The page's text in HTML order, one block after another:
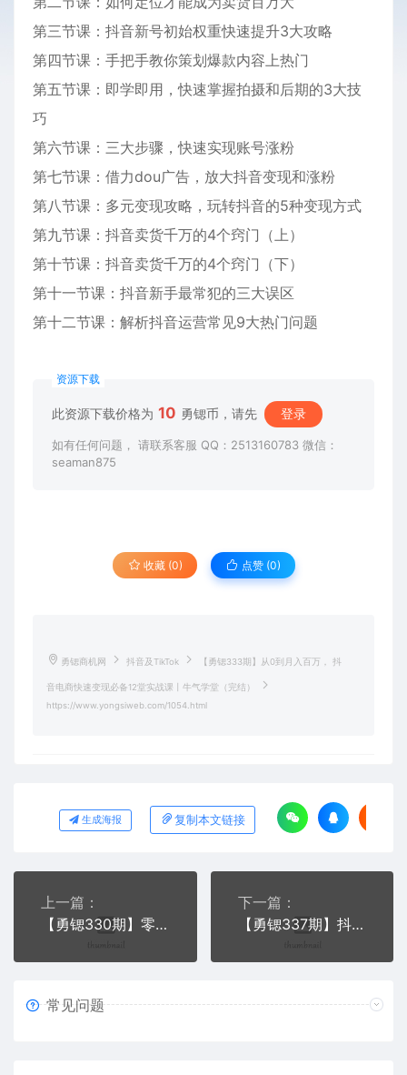
第三节课：抖音新号初始权重快速提升3大攻略
第四节课：手把手教你策划爆款内容上热门
第五节课：即学即用，快速掌握拍摄和后期的3大技
巧
第六节课：三大步骤，快速实现账号涨粉
第七节课：借力dou广告，放大抖音变现和涨粉
第八节课：多元变现攻略，玩转抖音的5种变现方式
第九节课：抖音卖货千万的4个窍门（上）
第十节课：抖音卖货千万的4个窍门（下）
第十一节课：抖音新手最常犯的三大误区
第十二节课：解析抖音运营常见9大热门问题
资源下载
此资源下载价格为 10 勇锶币，请先 登录
如有任何问题， 请联系客服 QQ：2513160783 微信：
seaman875
收藏 (0) 点赞 (0)
勇锶商机网 抖音及TikTok 【勇锶333期】从0到月入百万， 抖
音电商快速变现必备12堂实战课丨牛气学堂（完结）
https://www.yongsiweb.com/1054.html
生成海报 复制本文链接
上一篇：
【勇锶330期】零基础玩转抖音，逆向推演月入3W的秘诀
下一篇：
【勇锶337期】抖音DOU+的独家玩法（30天佣金百万级）
常见问题